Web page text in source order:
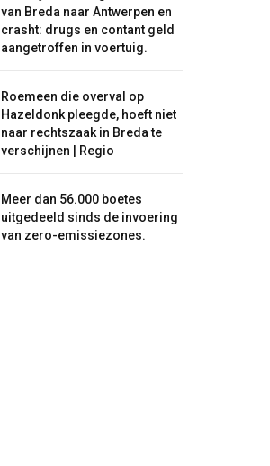
van Breda naar Antwerpen en
crasht: drugs en contant geld
aangetroffen in voertuig.
Roemeen die overval op
Hazeldonk pleegde, hoeft niet
naar rechtszaak in Breda te
verschijnen | Regio
Meer dan 56.000 boetes
uitgedeeld sinds de invoering
van zero-emissiezones.